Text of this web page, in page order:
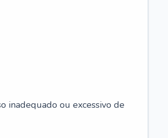
inadequado ou excessivo de